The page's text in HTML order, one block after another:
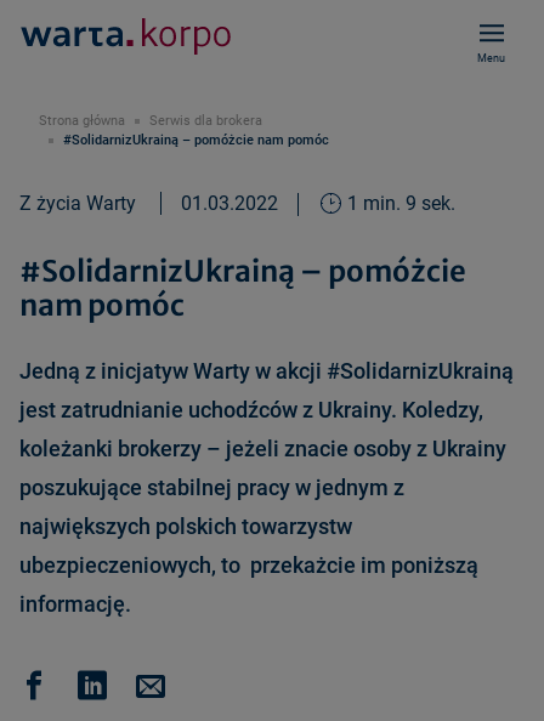
Menu
Strona główna
Serwis dla brokera
#SolidarnizUkrainą – pomóżcie nam pomóc
Z życia Warty 01.03.2022 1 min. 9 sek.
#SolidarnizUkrainą – pomóżcie
nam pomóc
Jedną z inicjatyw Warty w akcji #SolidarnizUkrainą
jest zatrudnianie uchodźców z Ukrainy. Koledzy,
koleżanki brokerzy – jeżeli znacie osoby z Ukrainy
poszukujące stabilnej pracy w jednym z
największych polskich towarzystw
ubezpieczeniowych, to przekażcie im poniższą
informację.